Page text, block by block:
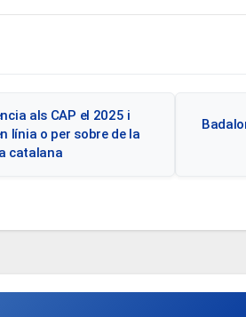
als CAP el 2025 i
línia o per sobre de la
catalana